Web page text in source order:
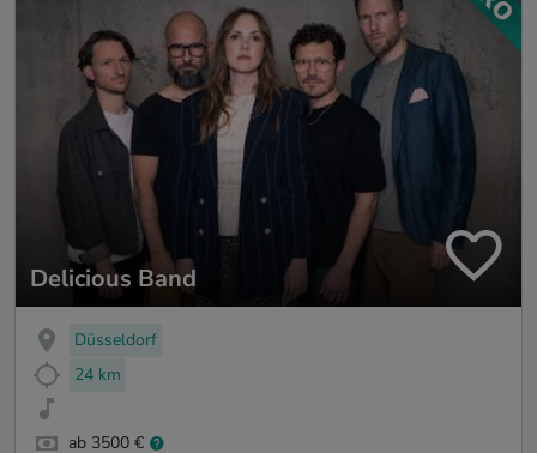
Delicious Band
Düsseldorf
24 km
ab 3500 €